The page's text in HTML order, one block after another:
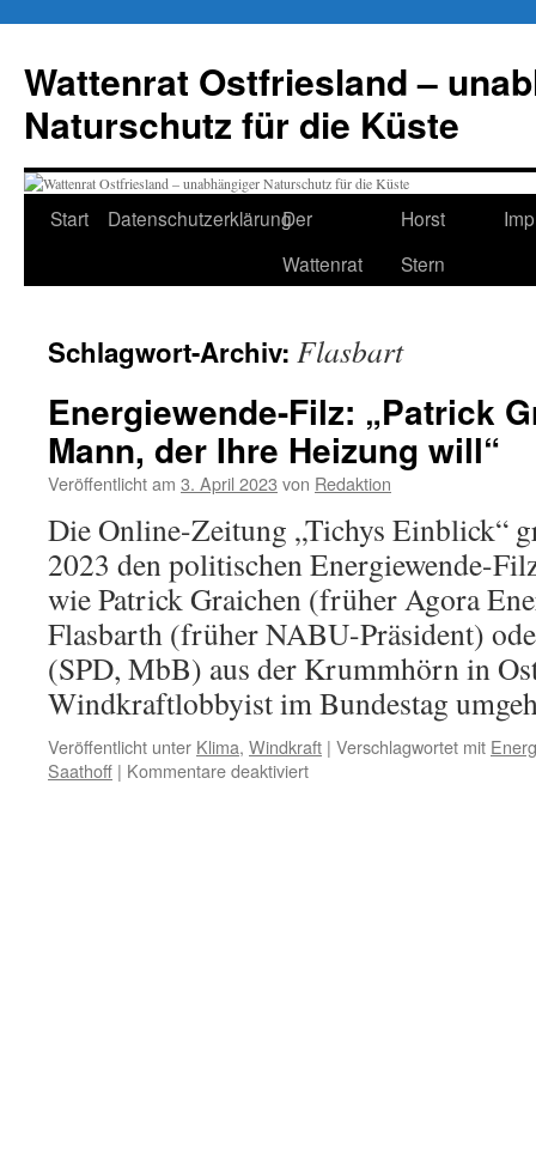
springen
Wattenrat Ostfriesland –
Naturschutz für die Küste
Start DatenschutzerklärungDer
Wattenrat
Horst
Stern
Schlagwort-Archiv: Flasbart
Energiewende-Filz: „Patrick
Mann, der Ihre Heizung will“
Veröffentlicht am 3. April 2023 von Redaktion
Die Online-Zeitung „Tichys Einblick“
2023 den politischen Energiewende-
wie Patrick Graichen (früher Agora
Flasbarth (früher NABU-Präsident)
(SPD, MbB) aus der Krummhörn in
Windkraftlobbyist im Bundestag
Veröffentlicht unter Klima, Windkraft | Verschlagwortet mit
Saathoff | Kommentare deaktiviertfür